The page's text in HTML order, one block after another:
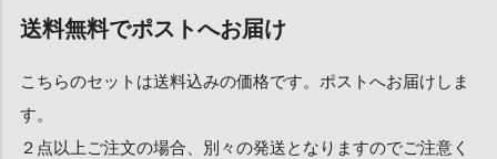
送料無料でポストへお届け
こちらのセットは送料込みの価格です。ポストへお届けしま
す。
２点以上ご注文の場合、別々の発送となりますのでご注意く